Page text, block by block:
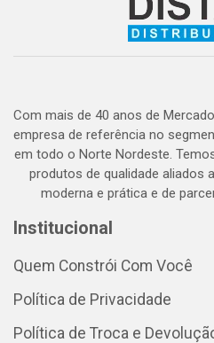
Com mais de 40 anos de
empresa de referência no
em todo o Norte Nordeste.
produtos de qualidade aliados
moderna e prática e de
Institucional
Quem Constrói Com Você
Política de Privacidade
Política de Troca e